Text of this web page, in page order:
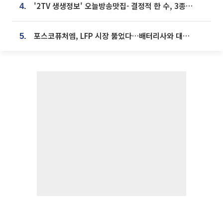
4. '2TV 생생정보' 오늘방송맛집- 결정적 한 수, 3종 메밀면! 메밀 소바 맛집 '의○○○○'
5. 포스코퓨처엠, LFP 시장 뚫었다…배터리사와 대규모 장기 공급 합의